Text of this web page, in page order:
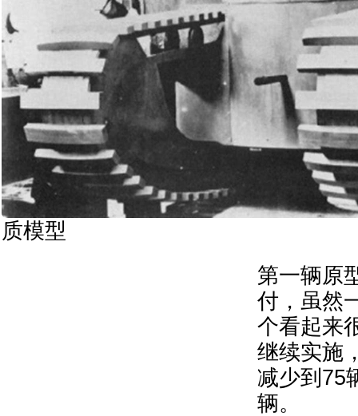
质模型
第一辆原
付，虽然
个看起来
继续实施
减少到75
辆。